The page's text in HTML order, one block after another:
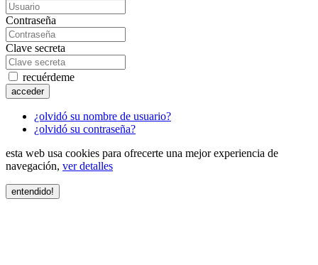
Contraseña
Clave secreta
recuérdeme
acceder
¿olvidó su nombre de usuario?
¿olvidó su contraseña?
esta web usa cookies para ofrecerte una mejor experiencia de
navegación, ver detalles
entendido!